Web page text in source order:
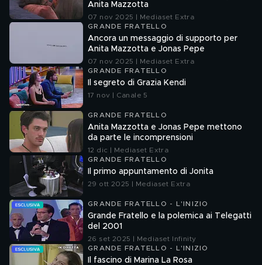
Anita Mazzotta
07 nov 2025 | Mediaset Extra
GRANDE FRATELLO
Ancora un messaggio di supporto per
Anita Mazzotta e Jonas Pepe
07 nov 2025 | Mediaset Extra
GRANDE FRATELLO
Il segreto di Grazia Kendi
17 nov | Canale 5
GRANDE FRATELLO
Anita Mazzotta e Jonas Pepe mettono
da parte le incomprensioni
12 dic | Mediaset Extra
GRANDE FRATELLO
Il primo appuntamento di Jonita
29 ott 2025 | Mediaset Extra
GRANDE FRATELLO - L'INIZIO
Grande Fratello e la polemica ai Telegatti
del 2001
26 set 2025 | Mediaset Infinity
GRANDE FRATELLO - L'INIZIO
Il fascino di Marina La Rosa